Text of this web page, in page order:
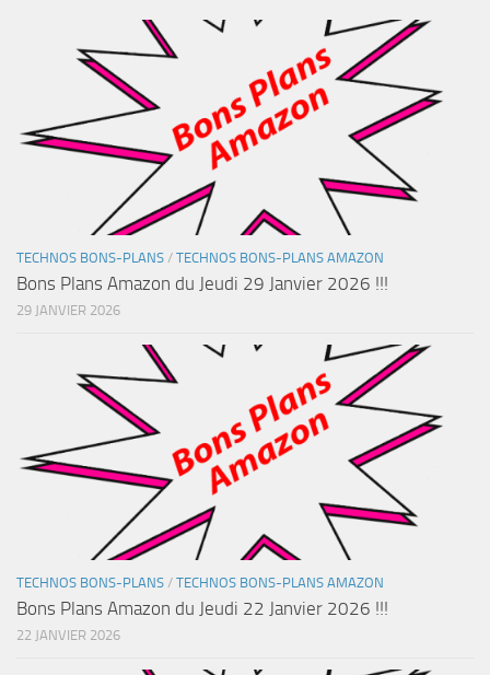
TECHNOS BONS-PLANS / TECHNOS BONS-PLANS AMAZON
Bons Plans Amazon du Jeudi 29 Janvier 2026 !!!
29 JANVIER 2026
TECHNOS BONS-PLANS / TECHNOS BONS-PLANS AMAZON
Bons Plans Amazon du Jeudi 22 Janvier 2026 !!!
22 JANVIER 2026